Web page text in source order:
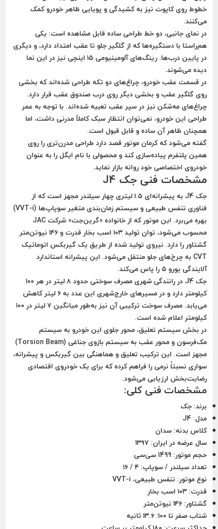
خطوط روی کاپوت نیز به کشیدگی و پویایی ظاهر خودرو کمک
می‌کنند.
در نمای جانبی، دو خط طراحی ساده قابل مشاهده است: یکی
هم‌راستا با دستگیره‌ها که از گلگیر جلو تا عقب امتداد دارد، و دیگری
در پایین درب‌ها. رینگ‌های آلومینیومی ۱۵ اینچی نیز در این نما
دیده می‌شوند.
در قسمت عقب خودرو، چراغ‌های دو تکه طراحی شده‌اند که بخشی
روی گلگیر عقب و بخشی دیگر روی درب صندوق عقب قرار دارد.
چراغ‌های مه‌شکن نیز در سپر عقب تعبیه شده‌اند. با توجه به عمر
طراحی این خودرو، نمی‌توان انتظار سبک کاملاً مدرنی داشت، اما
همچنان ظاهر آن ساده و قابل قبول است.
گفته می‌شود که کرمان موتور قصد دارد طراحی مدرن‌تری را روی
همین پلتفرم پیاده‌سازی کند و محصولی با نام ایگل را به عنوان
خودروی اختصاصی خود روانه بازار نماید.
مشخصات فنی جک J4
جک J4 به پیشرانه‌ای ۱.۵ لیتری چهار سیلندر
مجهز است که از
فناوری تنفس طبیعی و سیستم زمان‌بندی متغیر سوپاپ‌ها (VVT-i)
بهره می‌برد. این موتور که از خانواده «گرین‌جت» شرکت JAC
محسوب می‌شود، توان تولید۱۰۳ اسب بخار قدرت و
۱۴۶ نیوتن‌متر
گشتاور را دارد. نیروی تولید شده از طریق یک گیربکس اتوماتیک
CVT به چرخ‌های جلو منتقل می‌شود. این پیشرانه استاندارد
آلایندگی یورو ۵
را پاس می‌کند.
جک J4 در رانندگی شهری مصرف سوختی حدود
۸ لیتر در هر ۱۰۰
کیلومتر دارد و در مسیرهای خارج‌شهری این عدد به۶ لیتر
کاهش
می‌یابد. مصرف سوخت ترکیبی آن نیز به‌طور میانگین
۷ لیتر در ۱۰۰
کیلومتر اعلام شده است.
در بخش سیستم تعلیق، محور جلوی این خودرو به سیستم
مک‌فرسون و محور عقب به سیستم بازوی جناغی (Torsion Beam)
مجهز است. این ترکیب تعلیق و هماهنگی بین گیربکس و پیشرانه،
سواری نسبتاً نرمی را فراهم کرده که برای یک خودروی اقتصادی
رضایت‌بخش ارزیابی می‌شود.
مشخصات فنی کلی:
برند: جک
مدل: J4
کلاس بدنه: سدان
سال عرضه در ایران:
حجم موتور: 1499 سی‌سی
تعداد سیلندر / سوپاپ: ۴ / ۱۶
نوع موتور: تنفس طبیعی، VVT-i
قدرت: ۱۰۳ اسب بخار
گشتاور: ۱۴۶ نیوتن‌متر
شتاب صفر تا ۱۰۰:
۱۳.۶ ثانیه